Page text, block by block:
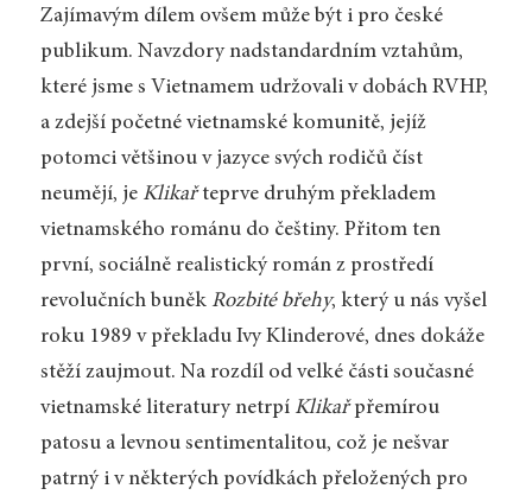
Zajímavým dílem ovšem může být i pro české
publikum. Navzdory nadstandardním vztahům,
které jsme s Vietnamem udržovali v dobách RVHP,
a zdejší početné vietnamské komunitě, jejíž
potomci většinou v jazyce svých rodičů číst
neumějí, je Klikařteprve druhým překladem
vietnamského románu do češtiny. Přitom ten
první, sociálně realistický román z prostředí
revolučních buněk Rozbité břehy, který u nás vyšel
roku 1989 v překladu Ivy Klinderové, dnes dokáže
stěží zaujmout. Na rozdíl od velké části současné
vietnamské literatury netrpí Klikařpřemírou
patosu a levnou sentimentalitou, což je nešvar
patrný i v některých povídkách přeložených pro